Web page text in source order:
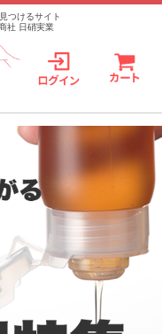
つけるサイト
社 日硝実業